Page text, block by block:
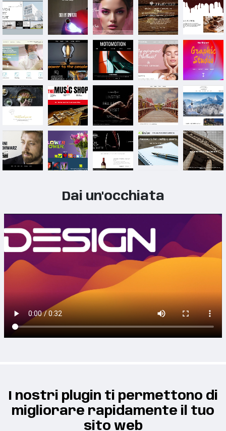
Dai un'occhiata
I nostri plugin ti permettono di
migliorare rapidamente il tuo
sito web